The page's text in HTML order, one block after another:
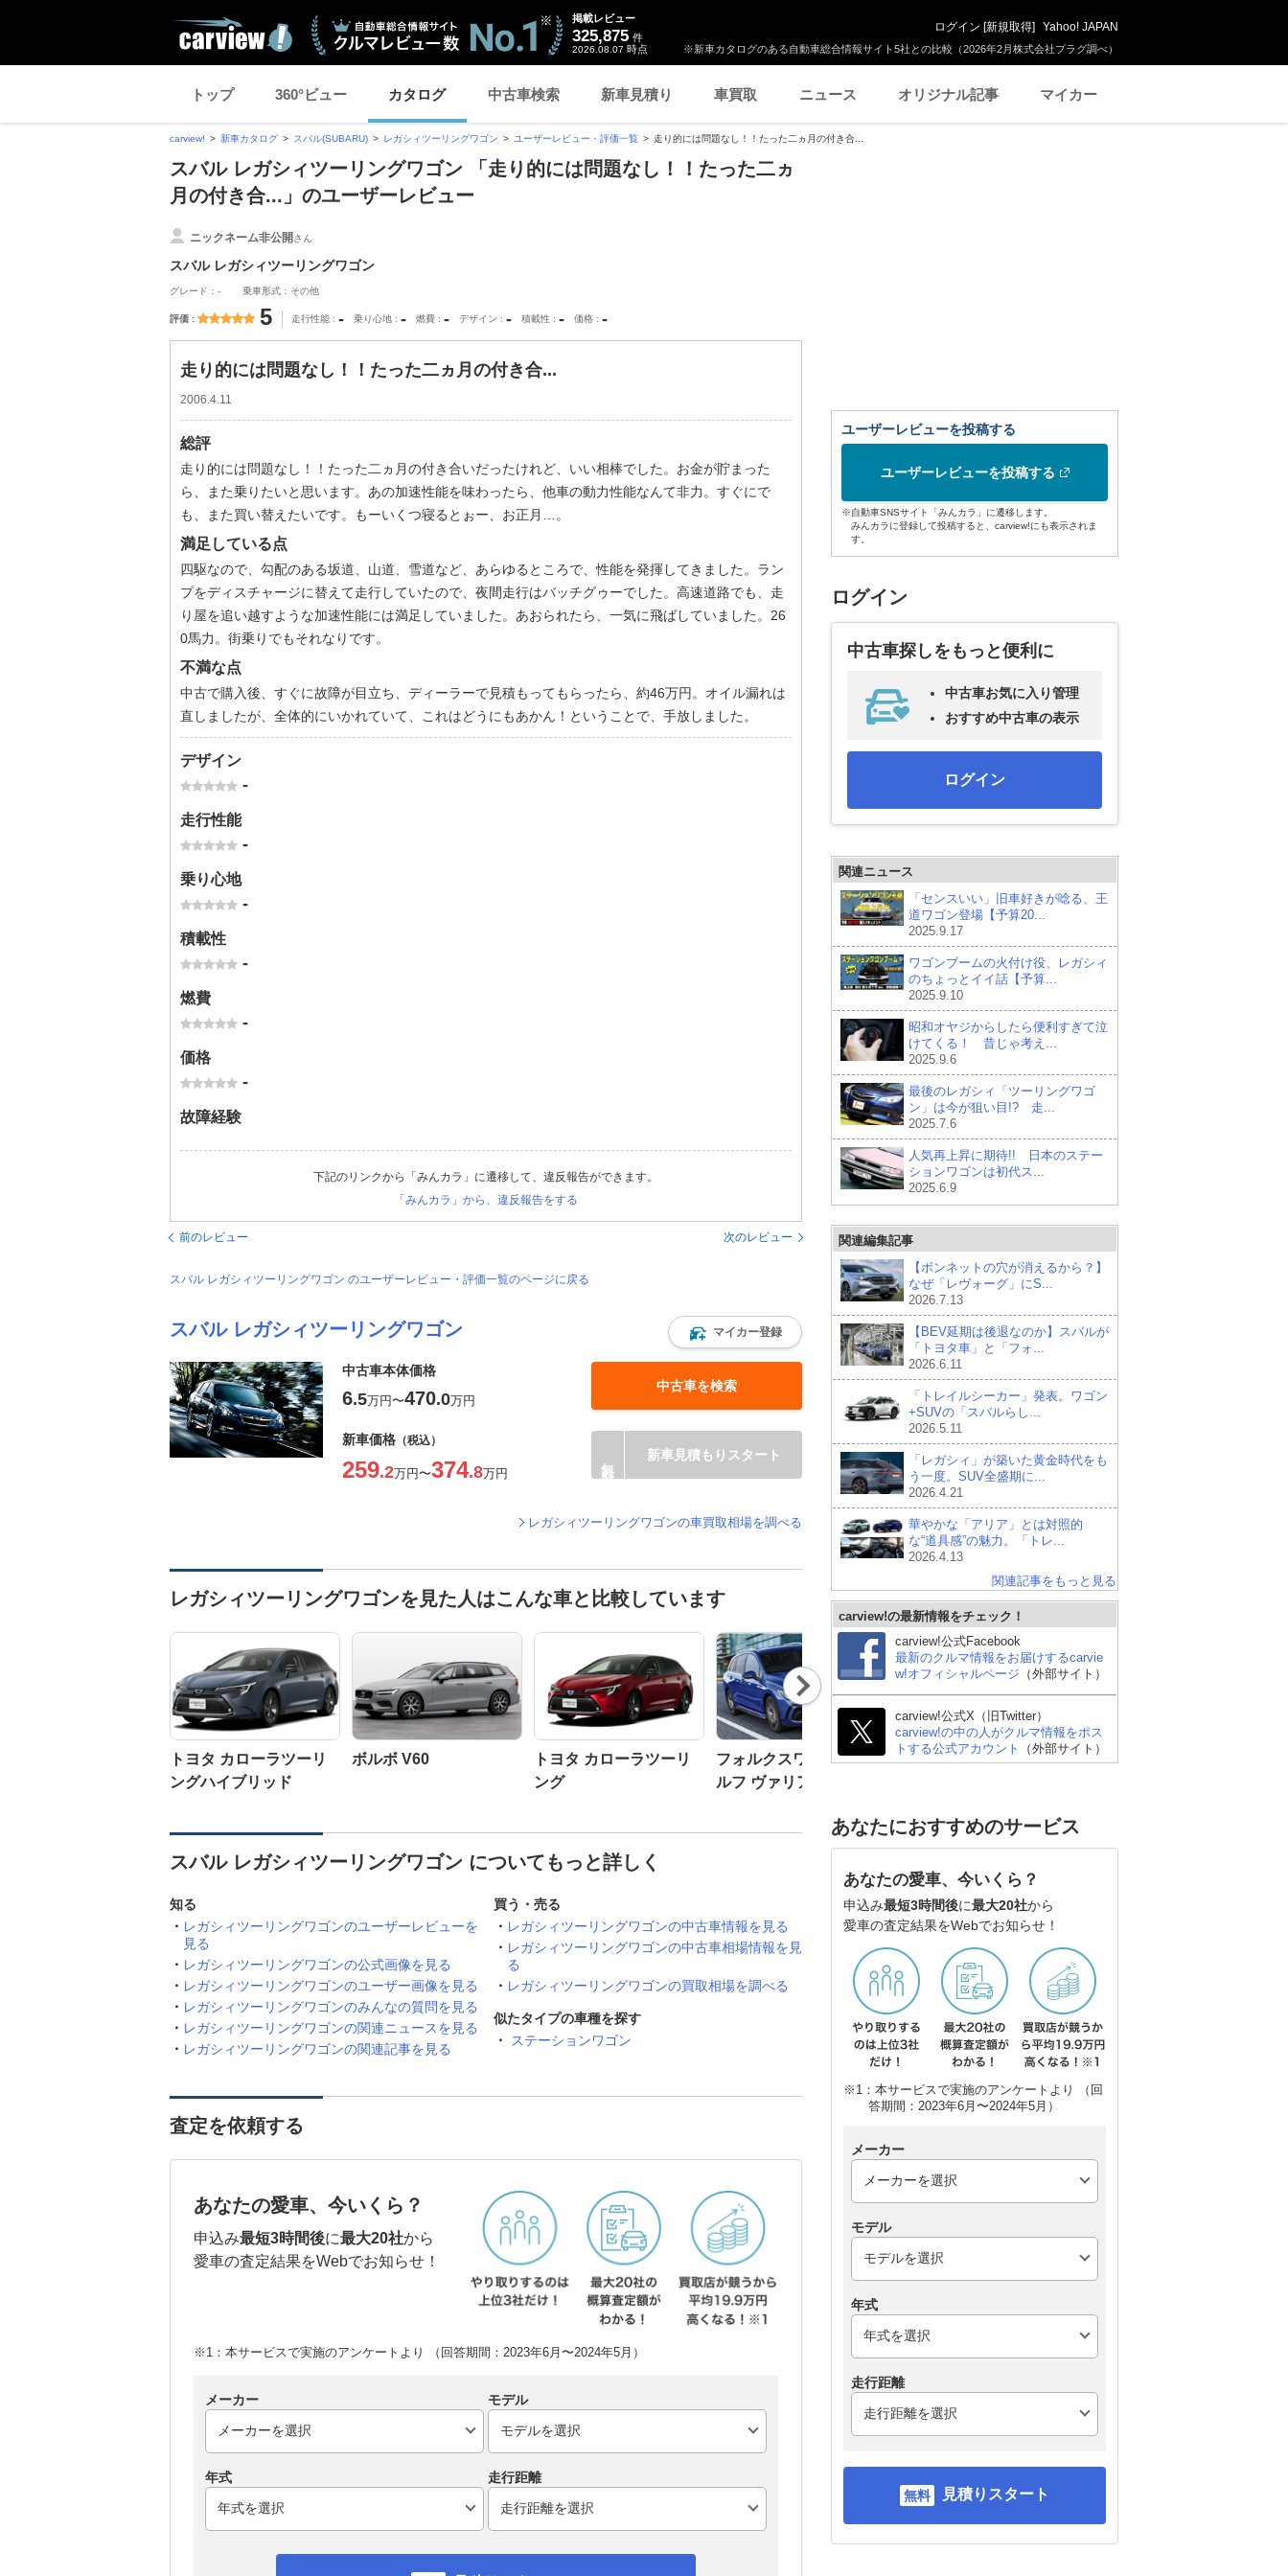
※新車カタログのある自動車総合情報サイト5社との比較（2026年2月株式会社プラグ調べ）
掲載レビュー
325,875 件
2026.08.07 時点
ログイン [新規取得] Yahoo! JAPAN
トップ 360°ビュー カタログ 中古車検索 新車見積り 車買取 ニュース オリジナル記事 マイカー
carview! 新車カタログ スバル(SUBARU) レガシィツーリングワゴン ユーザーレビュー・評価一覧 走り的には問題なし！！たった二ヵ月の付き合...
スバル レガシィツーリングワゴン 「走り的には問題なし！！たった二ヵ
月の付き合...」のユーザーレビュー
ニックネーム非公開さん
スバル レガシィツーリングワゴン
グレード：- 乗車形式：その他
評価 5 走行性能 - 乗り心地 - 燃費 - デザイン - 積載性 - 価格 -
走り的には問題なし！！たった二ヵ月の付き合...
2006.4.11
総評
走り的には問題なし！！たった二ヵ月の付き合いだったけれど、いい相棒でした。お金が貯まった
ら、また乗りたいと思います。あの加速性能を味わったら、他車の動力性能なんて非力。すぐにで
も、また買い替えたいです。もーいくつ寝るとぉー、お正月…。
満足している点
四駆なので、勾配のある坂道、山道、雪道など、あらゆるところで、性能を発揮してきました。ラン
プをディスチャージに替えて走行していたので、夜間走行はバッチグゥーでした。高速道路でも、走
り屋を追い越すような加速性能には満足していました。あおられたら、一気に飛ばしていました。26
0馬力。街乗りでもそれなりです。
不満な点
中古で購入後、すぐに故障が目立ち、ディーラーで見積もってもらったら、約46万円。オイル漏れは
直しましたが、全体的にいかれていて、これはどうにもあかん！ということで、手放しました。
デザイン
-
走行性能
-
乗り心地
-
積載性
-
燃費
-
価格
-
故障経験
下記のリンクから「みんカラ」に遷移して、違反報告ができます。
「みんカラ」から、違反報告をする
前のレビュー 次のレビュー
スバル レガシィツーリングワゴン のユーザーレビュー・評価一覧のページに戻る
スバル レガシィツーリングワゴン マイカー登録
中古車本体価格
6.5万円〜470.0万円
中古車を検索
新車価格 （税込）
259.2万円〜374.8万円
新車見積もりスタート
レガシィツーリングワゴンの車買取相場を調べる
レガシィツーリングワゴンを見た人はこんな車と比較しています
トヨタ カローラツーリ
ングハイブリッド
ボルボ V60
トヨタ カローラツーリ
ング
フォルクスワーゲン ゴ
ルフ ヴァリアント
BMW 3シリーズ ツーリ
メルセデス・ベンツ Eク
Nex
t
スバル レガシィツーリングワゴン についてもっと詳しく
知る
レガシィツーリングワゴンのユーザーレビューを
見る
レガシィツーリングワゴンの公式画像を見る
レガシィツーリングワゴンのユーザー画像を見る
レガシィツーリングワゴンのみんなの質問を見る
レガシィツーリングワゴンの関連ニュースを見る
レガシィツーリングワゴンの関連記事を見る
買う・売る
レガシィツーリングワゴンの中古車情報を見る
レガシィツーリングワゴンの中古車相場情報を見
る
レガシィツーリングワゴンの買取相場を調べる
似たタイプの車種を探す
ステーションワゴン
査定を依頼する
あなたの愛車、今いくら？
申込み最短3時間後に最大20社から
愛車の査定結果をWebでお知らせ！
※1：本サービスで実施のアンケートより （回答期間：2023年6月〜2024年5月）
メーカー モデル
年式 走行距離
ユーザーレビューを投稿する
ユーザーレビューを投稿する
※自動車SNSサイト「みんカラ」に遷移します。
みんカラに登録して投稿すると、carview!にも表示されま
す。
ログイン
中古車探しをもっと便利に
中古車お気に入り管理
おすすめ中古車の表示
ログイン
関連ニュース
「センスいい」旧車好きが唸る、王
道ワゴン登場【予算20...
2025.9.17
ワゴンブームの火付け役、レガシィ
のちょっとイイ話【予算...
2025.9.10
昭和オヤジからしたら便利すぎて泣
けてくる！ 昔じゃ考え...
2025.9.6
最後のレガシィ「ツーリングワゴ
ン」は今が狙い目!? 走...
2025.7.6
人気再上昇に期待!! 日本のステー
ションワゴンは初代ス...
2025.6.9
関連編集記事
【ボンネットの穴が消えるから？】
なぜ「レヴォーグ」にS...
2026.7.13
【BEV延期は後退なのか】スバルが
「トヨタ車」と「フォ...
2026.6.11
「トレイルシーカー」発表。ワゴン
+SUVの「スバルらし...
2026.5.11
「レガシィ」が築いた黄金時代をも
う一度。SUV全盛期に...
2026.4.21
華やかな「アリア」とは対照的
な“道具感”の魅力。「トレ...
2026.4.13
関連記事をもっと見る
carview!の最新情報をチェック！
carview!公式Facebook
最新のクルマ情報をお届けするcarvie
w!オフィシャルページ （外部サイト）
carview!公式X（旧Twitter）
carview!の中の人がクルマ情報をポス
トする公式アカウント
（外部サイト）
あなたにおすすめのサービス
あなたの愛車、今いくら？
申込み最短3時間後に最大20社から
愛車の査定結果をWebでお知らせ！
※1：本サービスで実施のアンケートより （回
答期間：2023年6月〜2024年5月）
メーカー
モデル
年式
走行距離
見積りスタート